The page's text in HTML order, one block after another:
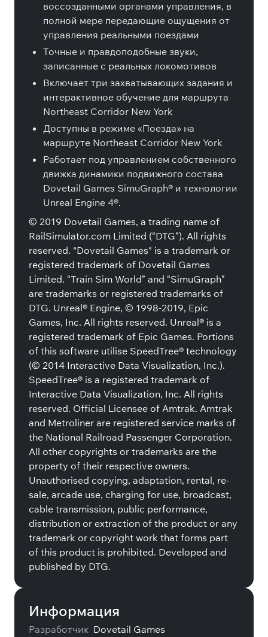
воссозданными органами управления, в
полной мере передающие ощущения от
управления реальными поездами
Точные и правдоподобные звуки,
записанные с реальных локомотивов
Включает три захватывающих задания и
интерактивное обучение для маршрута
Northeast Corridor New York
Доступны в режиме «Поезда» на
маршруте Northeast Corridor New York
Работает под управлением собственного
движка динамики подвижного состава
Dovetail Games SimuGraph® и технологии
Unreal Engine 4®.
© 2019 Dovetail Games, a trading name of
RailSimulator.com Limited (“DTG”). All rights
reserved. "Dovetail Games" is a trademark or
registered trademark of Dovetail Games
Limited. “Train Sim World” and “SimuGraph”
are trademarks or registered trademarks of
DTG. Unreal® Engine, © 1998-2019, Epic
Games, Inc. All rights reserved. Unreal® is a
registered trademark of Epic Games. Portions
of this software utilise SpeedTree® technology
(© 2014 Interactive Data Visualization, Inc.).
SpeedTree® is a registered trademark of
Interactive Data Visualization, Inc. All rights
reserved. Official Licensee of Amtrak. Amtrak
and Metroliner are registered service marks of
the National Railroad Passenger Corporation.
All other copyrights or trademarks are the
property of their respective owners.
Unauthorised copying, adaptation, rental, re-
sale, arcade use, charging for use, broadcast,
cable transmission, public performance,
distribution or extraction of the product or any
trademark or copyright work that forms part
of this product is prohibited. Developed and
published by DTG.
Информация
Разработчик Dovetail Games